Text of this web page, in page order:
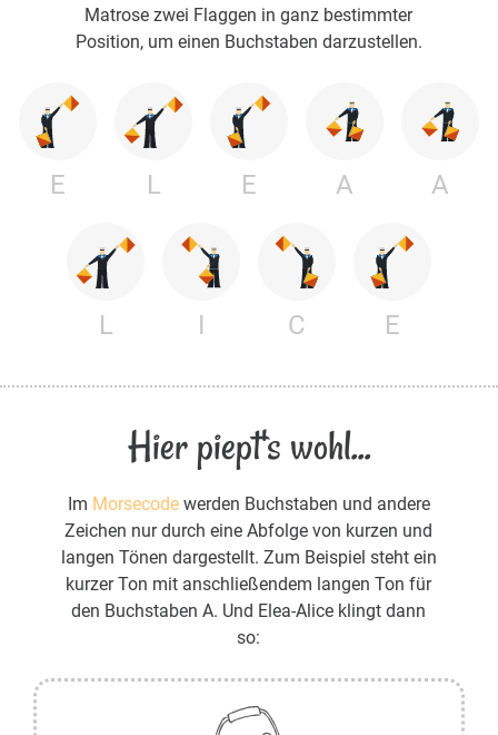
Matrose zwei Flaggen in ganz bestimmter
Position, um einen Buchstaben darzustellen.
E L E A A
L I C E
Hier piept's wohl...
Im Morsecodewerden Buchstaben und andere
Zeichen nur durch eine Abfolge von kurzen und
langen Tönen dargestellt. Zum Beispiel steht ein
kurzer Ton mit anschließendem langen Ton für
den Buchstaben A. Und Elea-Alice klingt dann
so: